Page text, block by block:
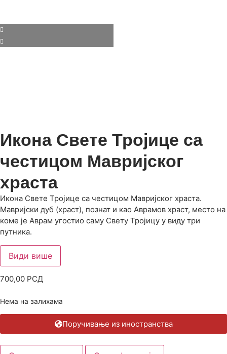
Икона Свете Тројице са
честицом Мавријског
храста
Икона Свете Тројице са честицом Мавријског храста.
Мавријски дуб (храст), познат и као Аврамов храст, место на
коме је Аврам угостио саму Свету Тројицу у виду три
путника.
Види више
700,00 РСД
Нема на залихама
Поручивање из иностранства